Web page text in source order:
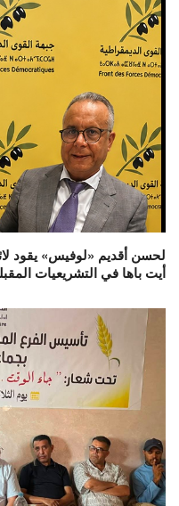
لحسن أقديم «لوفيس» يقود
أيت باها في التشريعيات